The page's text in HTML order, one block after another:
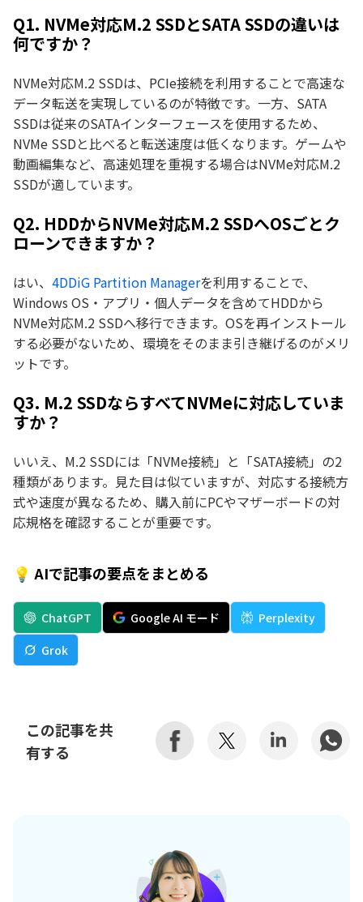
Q1. NVMe対応M.2 SSDとSATA SSDの違いは
何ですか？
NVMe対応M.2 SSDは、PCIe接続を利用することで高速な
データ転送を実現しているのが特徴です。一方、SATA
SSDは従来のSATAインターフェースを使用するため、
NVMe SSDと比べると転送速度は低くなります。ゲームや
動画編集など、高速処理を重視する場合はNVMe対応M.2
SSDが適しています。
Q2. HDDからNVMe対応M.2 SSDへOSごとク
ローンできますか？
はい、 4DDiG Partition Managerを利用することで、
Windows OS・アプリ・個人データを含めてHDDから
NVMe対応M.2 SSDへ移行できます。OSを再インストール
する必要がないため、環境をそのまま引き継げるのがメリ
ットです。
Q3. M.2 SSDならすべてNVMeに対応していま
すか？
いいえ、M.2 SSDには「NVMe接続」と「SATA接続」の2
種類があります。見た目は似ていますが、対応する接続方
式や速度が異なるため、購入前にPCやマザーボードの対
応規格を確認することが重要です。
💡 AIで記事の要点をまとめる
ChatGPT Google AI モード
Perplexity
Grok
この記事を共
有する